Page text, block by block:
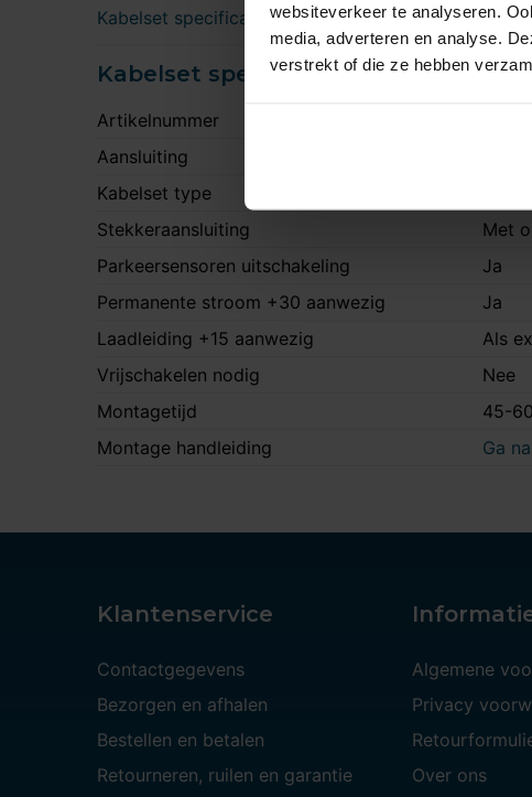
websiteverkeer te analyseren.
media, adverteren en analyse.
verstrekt of die ze hebben
Kabelset specificatie
Kabelset specificatie
Artikelnummer
Aansluiting
Kabelset type
Stekkeraansluiting
Met
Parkeersensoren uitschakeling
Ja
Permanente stroom +30 aanwezig
Ja
Laadleiding +15 aanwezig
Als
Vrijschakelen nodig
Nee
Montagetijd
45-
Montage handleiding
Ga
Klantenservice
Contactgegevens
Bezorgen en afhalen
Bestellen en betalen
Retourneren, ruilen en garantie
Algemene
Privacy
Over ons